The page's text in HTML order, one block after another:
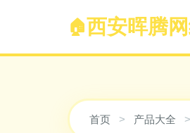
西安晖腾
首页 > 产品大全 >